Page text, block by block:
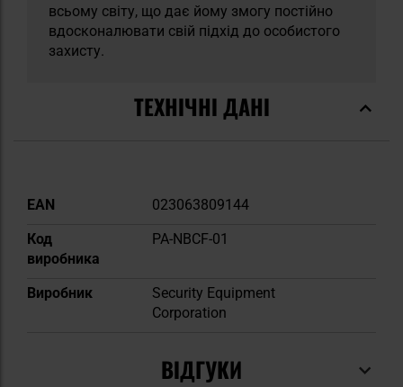
всьому світу, що дає йому змогу постійно
вдосконалювати свій підхід до особистого
захисту.
ТЕХНІЧНІ ДАНІ
Докладніше
EAN
023063809144
Код
виробника
PA-NBCF-01
Виробник
Security Equipment
Corporation
ВІДГУКИ